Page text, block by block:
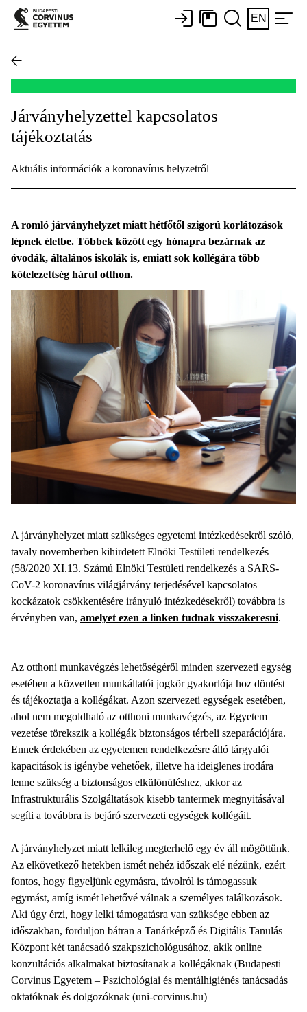
EN
Járványhelyzettel kapcsolatos
tájékoztatás
Aktuális információk a koronavírus helyzetről
A romló járványhelyzet miatt hétfőtől szigorú korlátozások
lépnek életbe. Többek között egy hónapra bezárnak az
óvodák, általános iskolák is, emiatt sok kollégára több
kötelezettség hárul otthon.
A járványhelyzet miatt szükséges egyetemi intézkedésekről szóló,
tavaly novemberben kihirdetett Elnöki Testületi rendelkezés
(58/2020 XI.13. Számú Elnöki Testületi rendelkezés a SARS-
CoV-2 koronavírus világjárvány terjedésével kapcsolatos
kockázatok csökkentésére irányuló intézkedésekről) továbbra is
érvényben van, amelyet ezen a linken tudnak visszakeresni.
Az otthoni munkavégzés lehetőségéről minden szervezeti egység
esetében a közvetlen munkáltatói jogkör gyakorlója hoz döntést
és tájékoztatja a kollégákat. Azon szervezeti egységek esetében,
ahol nem megoldható az otthoni munkavégzés, az Egyetem
vezetése törekszik a kollégák biztonságos térbeli szeparációjára.
Ennek érdekében az egyetemen rendelkezésre álló tárgyalói
kapacitások is igénybe vehetőek, illetve ha ideiglenes irodára
lenne szükség a biztonságos elkülönüléshez, akkor az
Infrastrukturális Szolgáltatások kisebb tantermek megnyitásával
segíti a továbbra is bejáró szervezeti egységek kollégáit.
A járványhelyzet miatt lelkileg megterhelő egy év áll mögöttünk.
Az elkövetkező hetekben ismét nehéz időszak elé nézünk, ezért
fontos, hogy figyeljünk egymásra, távolról is támogassuk
egymást, amíg ismét lehetővé válnak a személyes találkozások.
Aki úgy érzi, hogy lelki támogatásra van szüksége ebben az
időszakban, forduljon bátran a Tanárképző és Digitális Tanulás
Központ két tanácsadó szakpszichológusához, akik online
konzultációs alkalmakat biztosítanak a kollégáknak (Budapesti
Corvinus Egyetem – Pszichológiai és mentálhigiénés tanácsadás
oktatóknak és dolgozóknak (uni-corvinus.hu)